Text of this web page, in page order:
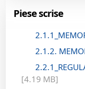
Piese scrise
2.1.2.
[4.19 MB]